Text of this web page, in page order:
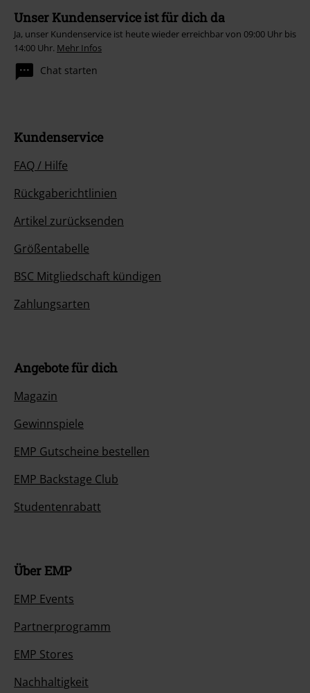
Unser Kundenservice ist für dich da
Ja, unser Kundenservice ist heute wieder erreichbar von 09:00 Uhr bis
14:00 Uhr. Mehr Infos
Chat starten
Kundenservice
FAQ / Hilfe
Rückgaberichtlinien
Artikel zurücksenden
Größentabelle
BSC Mitgliedschaft kündigen
Zahlungsarten
Angebote für dich
Magazin
Gewinnspiele
EMP Gutscheine bestellen
EMP Backstage Club
Studentenrabatt
Über EMP
EMP Events
Partnerprogramm
EMP Stores
Nachhaltigkeit